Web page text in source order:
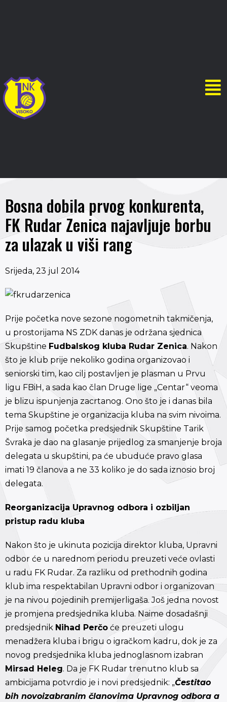
Bosna dobila prvog konkurenta,
FK Rudar Zenica najavljuje borbu
za ulazak u viši rang
Srijeda, 23 jul 2014
Prije početka nove sezone nogometnih takmičenja,
u prostorijama NS ZDK danas je održana sjednica
Skupštine Fudbalskog kluba Rudar Zenica. Nakon
što je klub prije nekoliko godina organizovao i
seniorski tim, kao cilj postavljen je plasman u Prvu
ligu FBiH, a sada kao član Druge lige „Centar“ veoma
je blizu ispunjenja zacrtanog. Ono što je i danas bila
tema Skupštine je organizacija kluba na svim nivoima.
Prije samog početka predsjednik Skupštine Tarik
Švraka je dao na glasanje prijedlog za smanjenje broja
delegata u skupštini, pa će ubuduće pravo glasa
imati 19 članova a ne 33 koliko je do sada iznosio broj
delegata.
Reorganizacija Upravnog odbora i ozbiljan
pristup radu kluba
Nakon što je ukinuta pozicija direktor kluba, Upravni
odbor će u narednom periodu preuzeti veće ovlasti
u radu FK Rudar. Za razliku od prethodnih godina
klub ima respektabilan Upravni odbor i organizovan
je na nivou pojedinih premijerligaša. Još jedna novost
je promjena predsjednika kluba. Naime dosadašnji
predsjednik Nihad Perčo će preuzeti ulogu
menadžera kluba i brigu o igračkom kadru, dok je za
novog predsjednika kluba jednoglasnom izabran
Mirsad Heleg. Da je FK Rudar trenutno klub sa
ambicijama potvrdio je i novi predsjednik: „Čestitao
bih novoizabranim članovima Upravnog odbora a